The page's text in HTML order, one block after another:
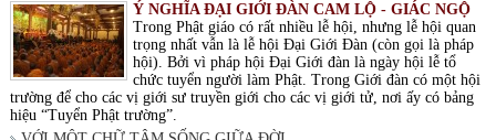
Ý NGHĨA ĐẠI GIỚI ĐÀN CAM LỘ - GIÁC NGỘ
Trong Phật giáo có rất nhiều lễ hội, nhưng lễ hội quan
trọng nhất vẫn là lễ hội Đại Giới Đàn (còn gọi là pháp
hội). Bởi vì pháp hội Đại Giới đàn là ngày hội lễ tổ
chức tuyển người làm Phật. Trong Giới đàn có một hội
trường để cho các vị giới sư truyền giới cho các vị giới tử, nơi ấy có bảng
hiệu “Tuyển Phật trường”.